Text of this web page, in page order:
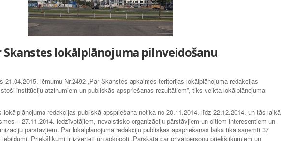
Skanstes lokālplānojuma pilnveidošanu
21.04.2015. lēmumu Nr.2492 „Par Skanstes apkaimes teritorijas lokālplānojuma redakcijas
institūciju atzinumiem un publiskās apspriešanas rezultātiem”, tiks veikta lokālplānojuma
redakcijas publiskā apspriešana notika no 20.11.2014. līdz 22.12.2014. un tās laikā
– 27.11.2014. iedzīvotājiem, nevalstisko organizāciju pārstāvjiem un citiem interesentiem un
pārstāvjiem. Par lokālplānojuma redakciju publiskās apspriešanas laikā tika saņemti 37
Priekšlikumi ir izvērtēti un apkopoti „Pārskatā par privātpersonu priekšlikumiem un